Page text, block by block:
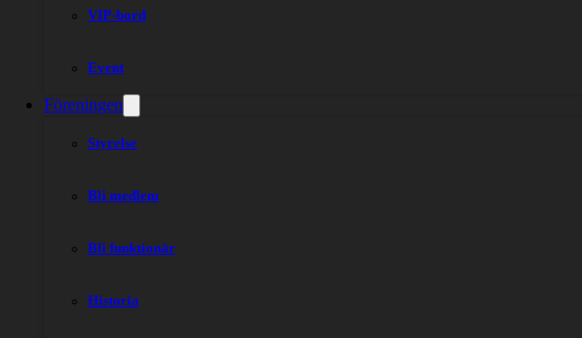
VIP-bord
Event
Föreningen
Styrelse
Bli medlem
Bli funktionär
Historia